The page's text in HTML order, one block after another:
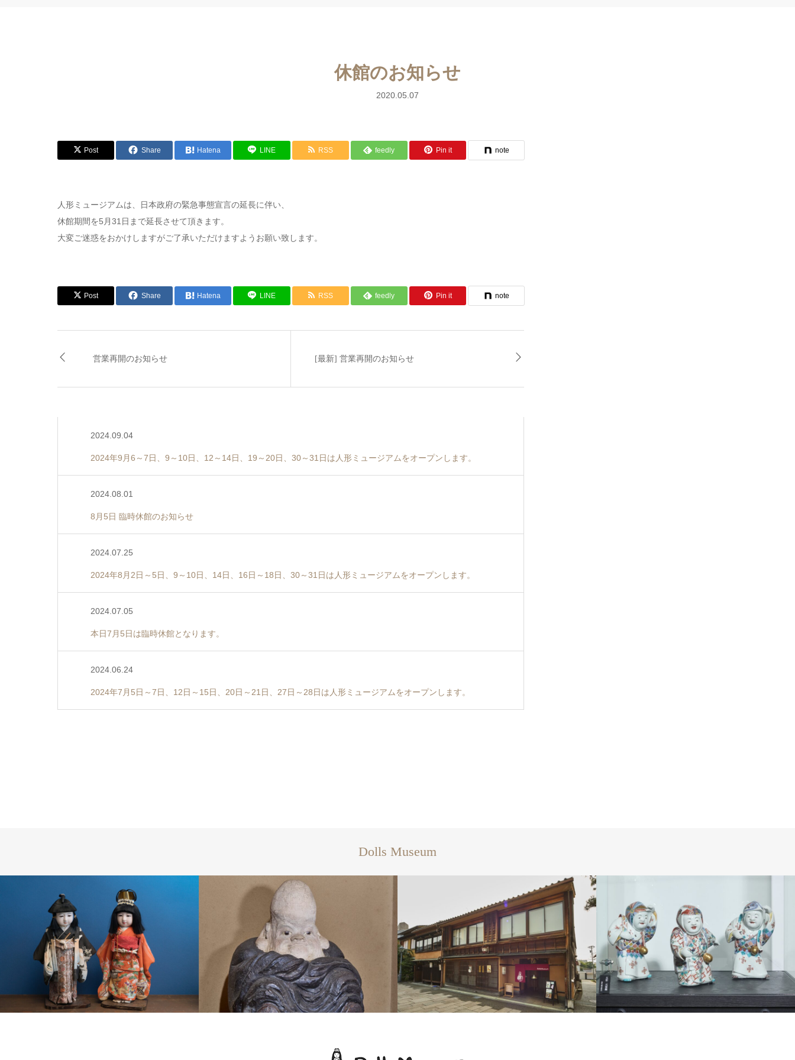
休館のお知らせ
2020.05.07
Post Share Hatena LINE RSS feedly Pin it note
人形ミュージアムは、日本政府の緊急事態宣言の延長に伴い、
休館期間を5月31日まで延長させて頂きます。
大変ご迷惑をおかけしますがご了承いただけますようお願い致します。
Post Share Hatena LINE RSS feedly Pin it note
営業再開のお知らせ [最新] 営業再開のお知らせ
2024.09.04
2024年9月6～7日、9～10日、12～14日、19～20日、30～31日は人形ミュージアムをオープンします。
2024.08.01
8月5日 臨時休館のお知らせ
2024.07.25
2024年8月2日～5日、9～10日、14日、16日～18日、30～31日は人形ミュージアムをオープンします。
2024.07.05
本日7月5日は臨時休館となります。
2024.06.24
2024年7月5日～7日、12日～15日、20日～21日、27日～28日は人形ミュージアムをオープンします。
Dolls Museum
市松人形 陶磁器人形 Dolls Museumとは 陶磁器人形